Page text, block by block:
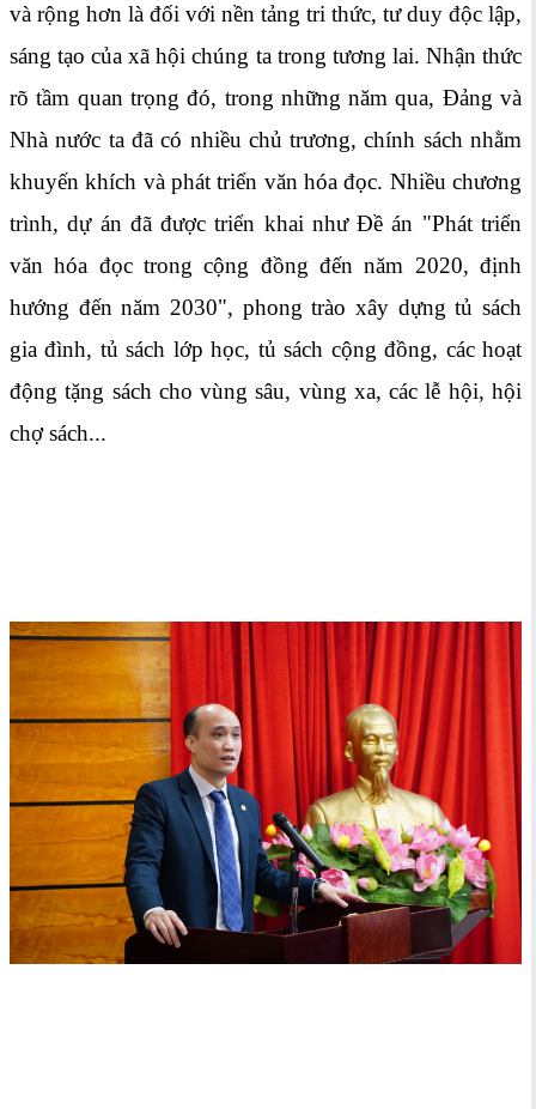
và rộng hơn là đối với nền tảng tri thức, tư duy độc lập,
sáng tạo của xã hội chúng ta trong tương lai. Nhận thức
rõ tầm quan trọng đó, trong những năm qua, Đảng và
Nhà nước ta đã có nhiều chủ trương, chính sách nhằm
khuyến khích và phát triển văn hóa đọc. Nhiều chương
trình, dự án đã được triển khai như Đề án "Phát triển
văn hóa đọc trong cộng đồng đến năm 2020, định
hướng đến năm 2030", phong trào xây dựng tủ sách
gia đình, tủ sách lớp học, tủ sách cộng đồng, các hoạt
động tặng sách cho vùng sâu, vùng xa, các lễ hội, hội
chợ sách...